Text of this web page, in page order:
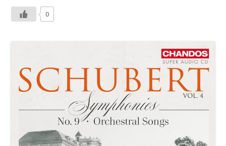
0